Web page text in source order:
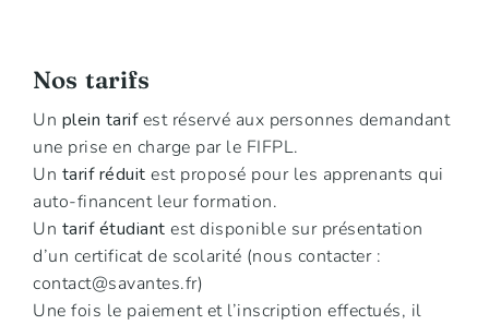
Nos tarifs
Un plein tarifest réservé aux personnes demandant
une prise en charge par le FIFPL.
Un tarif réduit est proposé pour les apprenants qui
auto-financent leur formation.
Un tarif étudiant est disponible sur présentation
d’un certificat de scolarité (nous contacter :
contact@savantes.fr)
Une fois le paiement et l’inscription effectués, il